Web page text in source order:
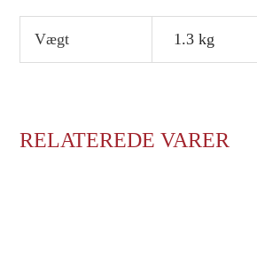
Vægt 1.3 kg
RELATEREDE VARER